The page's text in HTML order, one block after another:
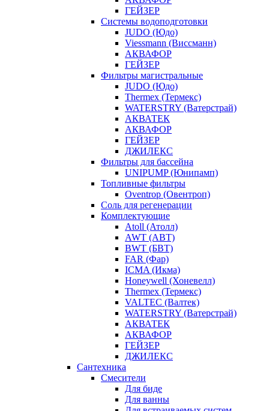
ГЕЙЗЕР
Системы водоподготовки
JUDO (Юдо)
Viessmann (Виссманн)
АКВАФОР
ГЕЙЗЕР
Фильтры магистральные
JUDO (Юдо)
Thermex (Термекс)
WATERSTRY (Ватерстрай)
АКВАТЕК
АКВАФОР
ГЕЙЗЕР
ДЖИЛЕКС
Фильтры для бассейна
UNIPUMP (Юнипамп)
Топливные фильтры
Oventrop (Овентроп)
Соль для регенерации
Комплектующие
Atoll (Атолл)
AWT (АВТ)
BWT (БВТ)
FAR (Фар)
ICMA (Икма)
Honeywell (Хоневелл)
Thermex (Термекс)
VALTEC (Валтек)
WATERSTRY (Ватерстрай)
АКВАТЕК
АКВАФОР
ГЕЙЗЕР
ДЖИЛЕКС
Сантехника
Смесители
Для биде
Для ванны